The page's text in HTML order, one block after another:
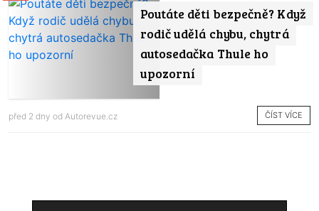
Poutáte děti bezpečně? Když
rodič udělá chybu, chytrá
autosedačka Thule ho
upozorní
před 2 dny od Autorevue.cz ČÍST VÍCE